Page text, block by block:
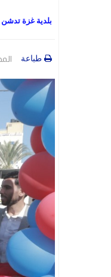
بلدية غزة تدشن
طباعة